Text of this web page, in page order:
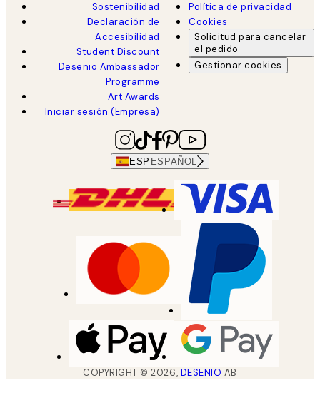
Sostenibilidad
Declaración de
Accesibilidad
Student Discount
Desenio Ambassador
Programme
Art Awards
Iniciar sesión (Empresa)
Política de privacidad
Cookies
Solicitud para cancelar
el pedido
Gestionar cookies
ESP ESPAÑOL
COPYRIGHT ©2026, DESENIO AB